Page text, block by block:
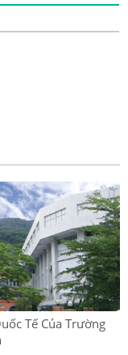
Tế Của Trường